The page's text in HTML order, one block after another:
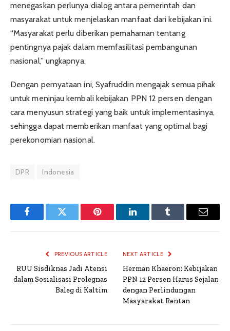
menegaskan perlunya dialog antara pemerintah dan
masyarakat untuk menjelaskan manfaat dari kebijakan ini.
“Masyarakat perlu diberikan pemahaman tentang
pentingnya pajak dalam memfasilitasi pembangunan
nasional,” ungkapnya.
Dengan pernyataan ini, Syafruddin mengajak semua pihak
untuk meninjau kembali kebijakan PPN 12 persen dengan
cara menyusun strategi yang baik untuk implementasinya,
sehingga dapat memberikan manfaat yang optimal bagi
perekonomian nasional.
DPR Indonesia
FacebookTwitter Pinterest LinkedInTumblr Email
PREVIOUS ARTICLE
RUU Sisdiknas Jadi Atensi
dalam Sosialisasi Prolegnas
Baleg di Kaltim
NEXT ARTICLE
Herman Khaeron: Kebijakan
PPN 12 Persen Harus Sejalan
dengan Perlindungan
Masyarakat Rentan